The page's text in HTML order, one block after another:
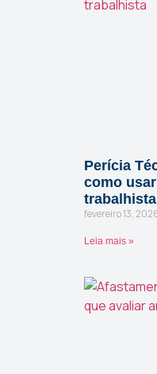
Perícia
como
fevereiro 13,
Leia mais »